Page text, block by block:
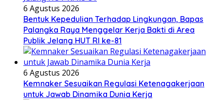
6 Agustus 2026
Bentuk Kepedulian Terhadap Lingkungan, Bapas
Palangka Raya Menggelar Kerja Bakti di Area
Publik Jelang HUT RI ke-81
6 Agustus 2026
Kemnaker Sesuaikan Regulasi Ketenagakerjaan
untuk Jawab Dinamika Dunia Kerja